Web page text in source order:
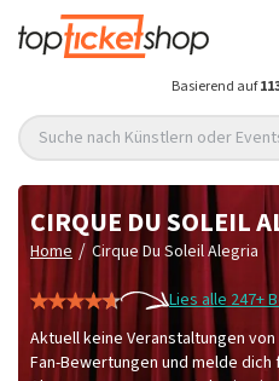
Basierend auf
Suche nach Künstlern oder
CIRQUE DU SOLEIL
Home / Cirque Du Soleil Alegria
Lies alle 247+
Aktuell keine Veranstaltungen
Fan-Bewertungen und melde